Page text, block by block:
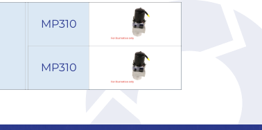
MP310
MP310